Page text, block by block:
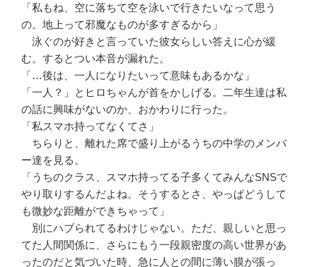
「私もね、空に落ちて空を泳いで行きたいなって思う
の。地上って邪魔なものが多すぎるから」
泳ぐのが好きと言っていた彼女らしい答えに心が緩
む。するとつい本音が漏れた。
「…後は、一人になりたいって意味もあるかな」
「一人？」とヒロちゃんが首をかしげる。二年生達は私
の話に興味がないのか、おかわりに行った。
「私スマホ持ってなくてさ」
ちらりと、離れた席で盛り上がるうちの中学のメンバ
ー達を見る。
「うちのクラス、スマホ持ってる子多くてみんなSNSで
やり取りするんだよね。そうするとさ、やっぱどうして
も微妙な距離ができちゃって」
別にハブられてるわけじゃない。ただ、親しいと思っ
てた人間関係に、さらにもう一段親密度の高い世界があ
ったのだと気づいた時、急に人との間に薄い膜が張っ